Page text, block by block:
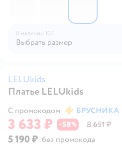
В наличии 104
Выбрать размер
LELUkids
Платье LELUkids
С промокодом
БРУСНИКА
3 633 ₽ −58% 8 651 ₽
5 190 ₽ без промокода